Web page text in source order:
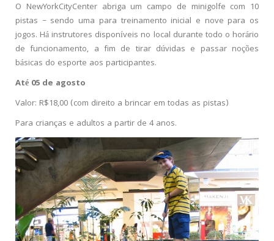
O NewYorkCityCenter abriga um campo de minigolfe com 10
pistas – sendo uma para treinamento inicial e nove para os
jogos. Há instrutores disponíveis no local durante todo o horário
de funcionamento, a fim de tirar dúvidas e passar noções
básicas do esporte aos participantes.
Até 05 de agosto
Valor: R$18,00 (com direito a brincar em todas as pistas)
Para crianças e adultos a partir de 4 anos.